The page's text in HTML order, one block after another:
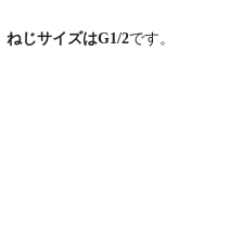
ねじサイズはG1/2です。